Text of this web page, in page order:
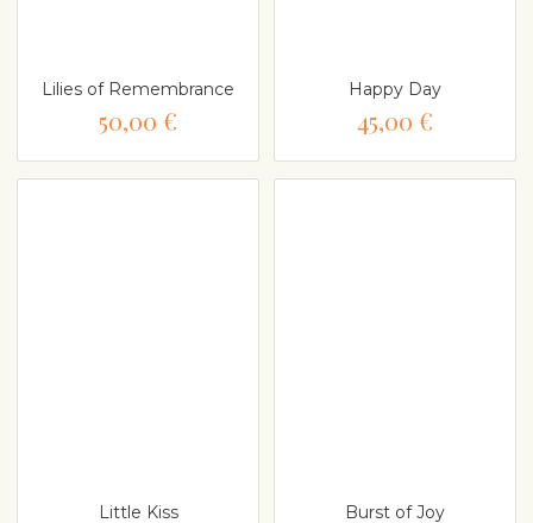
Lilies of Remembrance
50,00 €
Happy Day
45,00 €
Little Kiss Burst of Joy